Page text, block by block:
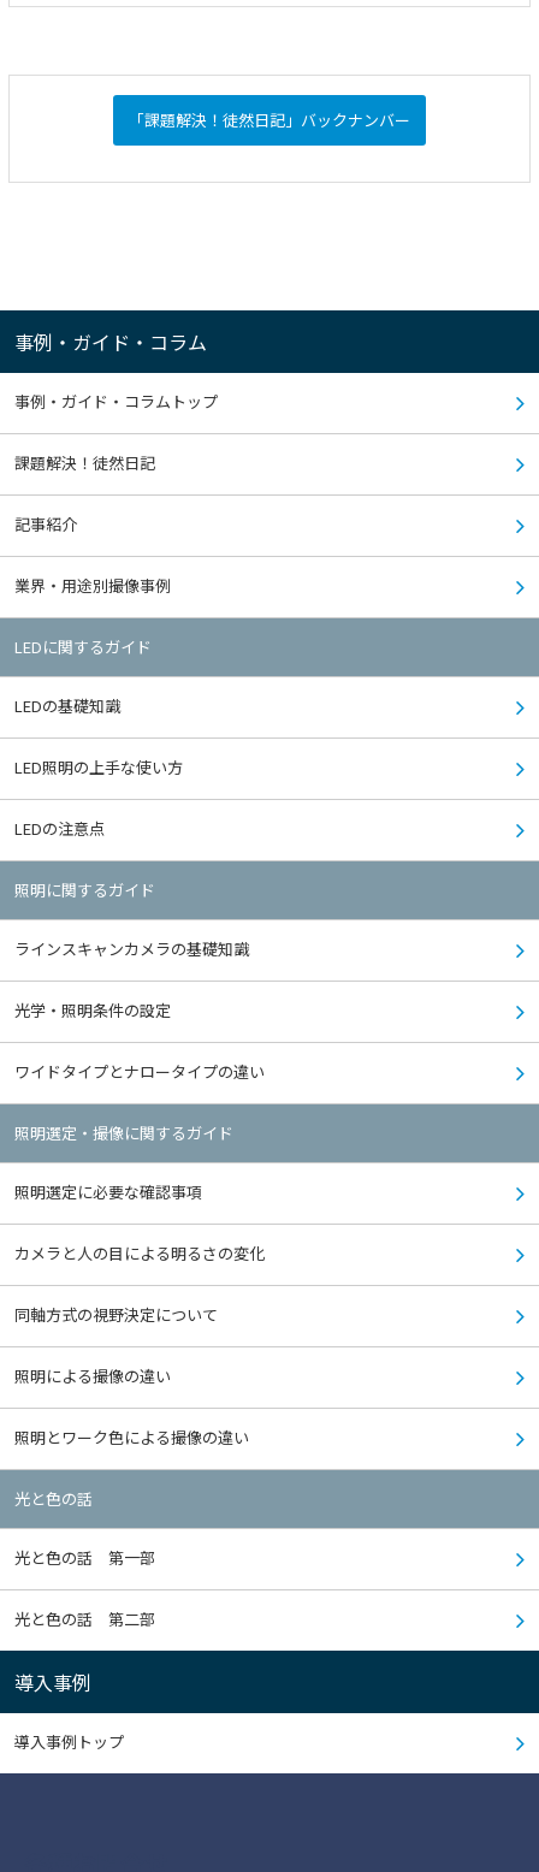
「課題解決！徒然日記」バックナンバー
事例・ガイド・コラム
事例・ガイド・コラムトップ
課題解決！徒然日記
記事紹介
業界・用途別撮像事例
LEDに関するガイド
LEDの基礎知識
LED照明の上手な使い方
LEDの注意点
照明に関するガイド
ラインスキャンカメラの基礎知識
光学・照明条件の設定
ワイドタイプとナロータイプの違い
照明選定・撮像に関するガイド
照明選定に必要な確認事項
カメラと人の目による明るさの変化
同軸方式の視野決定について
照明による撮像の違い
照明とワーク色による撮像の違い
光と色の話
光と色の話 第一部
光と色の話 第二部
導入事例
導入事例トップ